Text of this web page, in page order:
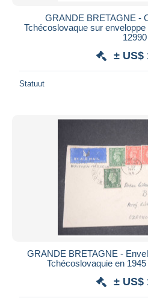
GRANDE BRETAGNE -
Tchécoslovaque sur
12990
± US$
Statuut
GRANDE BRETAGNE -
Tchécoslovaquie en
± US$